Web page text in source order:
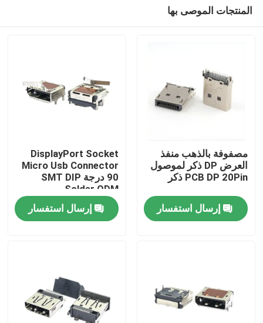
منزل
المنتجات
المنتجات الموصى بها
مصفوفة بالذهب منفذ
العرض DP ذكر لموصول
PCB DP 20Pin ذكر
إرسال استفسار
DisplayPort Socket
Micro Usb Connector
90 درجة SMT DIP
Solder ODM
إرسال استفسار